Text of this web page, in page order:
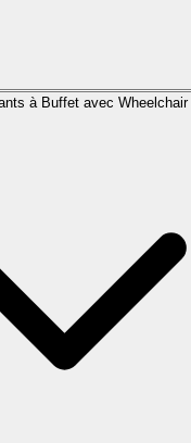
à Buffet avec